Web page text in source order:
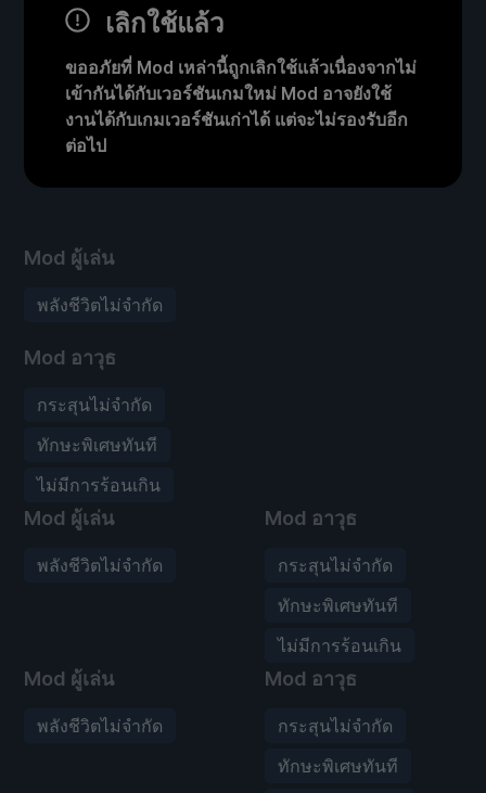
เลิกใช้แล้ว
ขออภัยที่ Mod เหล่านี้ถูกเลิกใช้แล้วเนื่องจากไม่
เข้ากันได้กับเวอร์ชันเกมใหม่ Mod อาจยังใช้
งานได้กับเกมเวอร์ชันเก่าได้ แต่จะไม่รองรับอีก
ต่อไป
Mod ผู้เล่น
พลังชีวิตไม่จำกัด
Mod อาวุธ
กระสุนไม่จำกัด
ทักษะพิเศษทันที
ไม่มีการร้อนเกิน
Mod ผู้เล่น
พลังชีวิตไม่จำกัด
Mod อาวุธ
กระสุนไม่จำกัด
ทักษะพิเศษทันที
ไม่มีการร้อนเกิน
Mod ผู้เล่น
พลังชีวิตไม่จำกัด
Mod อาวุธ
กระสุนไม่จำกัด
ทักษะพิเศษทันที